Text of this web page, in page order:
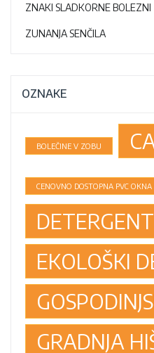
ZNAKI SLADKORNE BOLEZNI
ZUNANJA SENČILA
OZNAKE
BOLEČINE V ZOBU
CENOVNO DOSTOPNA PVC OKNA
DETERGENT
EKOLOŠKI
GRADNJA